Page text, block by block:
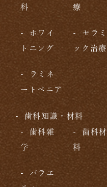
科
療
ホワイ
トニング
セラミ
ック治療
ラミネ
ートベニア
歯科知識・材料
歯科雑
学
歯科材
料
バラエ